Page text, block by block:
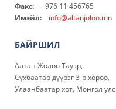
Факс: +976 11 456765
Имэйл:
info@altanjoloo.mn
БАЙРШИЛ
Алтан Жолоо Тауэр,
Сүхбаатар дүүрэг 3-р хороо,
Улаанбаатар хот, Монгол улс